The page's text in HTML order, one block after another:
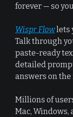
forever — so
Wispr Flowlets
Talk through
paste-ready
detailed
answers on
Millions of
Mac, Windows,